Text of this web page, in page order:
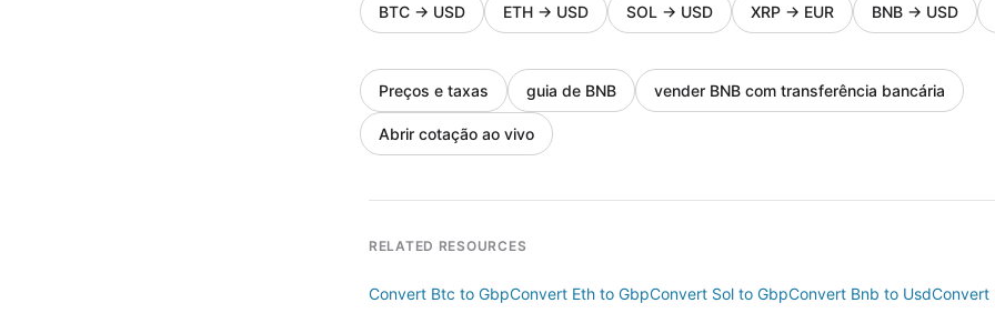
BTC → USD ETH → USD SOL → USD XRP → EUR BNB → USD
Preços e taxas guia de BNB vender BNB com transferência bancária
Abrir cotação ao vivo
RELATED RESOURCES
Convert Btc to GbpConvert Eth to GbpConvert Sol to GbpConvert Bnb to UsdConvert